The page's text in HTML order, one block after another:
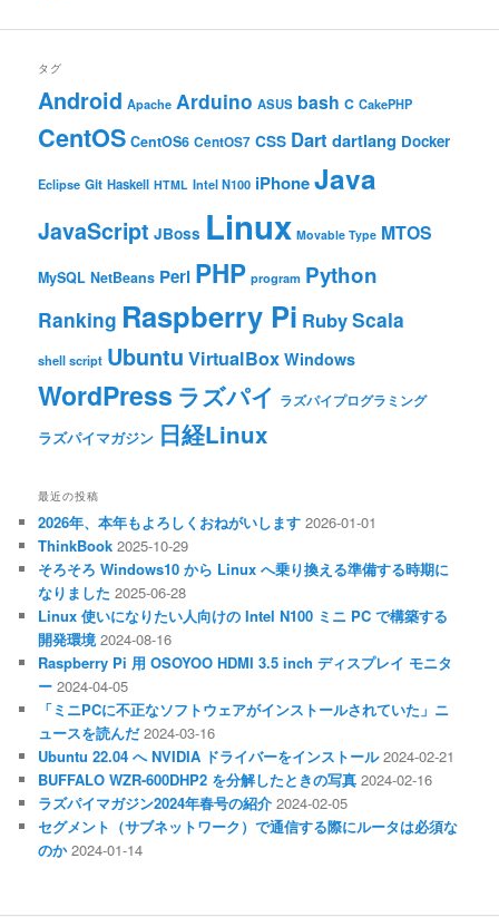
タグ
Android Apache Arduino ASUS bash C CakePHP
CentOS CentOS6 CentOS7 CSS Dart dartlang Docker
Eclipse Git Haskell HTML Intel N100 iPhoneJava
JavaScript JBoss Linux Movable Type MTOS
MySQL NetBeans Perl PHP program Python
Ranking Raspberry Pi RubyScala
shell script Ubuntu VirtualBox Windows
WordPress ラズパイ ラズパイプログラミング
ラズパイマガジン 日経Linux
最近の投稿
2026年、本年もよろしくおねがいします 2026-01-01
ThinkBook 2025-10-29
そろそろ Windows10 から Linux へ乗り換える準備する時期に
なりました 2025-06-28
Linux 使いになりたい人向けの Intel N100 ミニ PC で構築する
開発環境 2024-08-16
Raspberry Pi 用 OSOYOO HDMI 3.5 inch ディスプレイ モニタ
ー 2024-04-05
「ミニPCに不正なソフトウェアがインストールされていた」ニ
ュースを読んだ 2024-03-16
Ubuntu 22.04 へ NVIDIA ドライバーをインストール 2024-02-21
BUFFALO WZR-600DHP2 を分解したときの写真 2024-02-16
ラズパイマガジン2024年春号の紹介 2024-02-05
セグメント（サブネットワーク）で通信する際にルータは必須な
のか 2024-01-14